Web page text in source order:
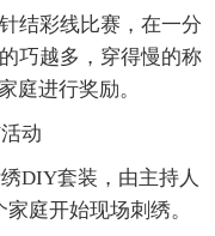
彩线比赛，在一分
巧越多，穿得慢的称
庭进行奖励。
动
DIY套装，由主持人
庭开始现场刺绣。